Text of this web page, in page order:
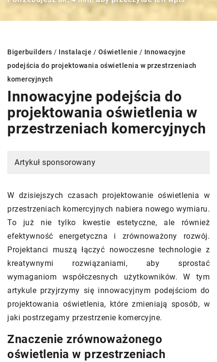
Bigerbuilders / Instalacje / Oświetlenie / Innowacyjne
podejścia do projektowania oświetlenia w przestrzeniach
komercyjnych
Innowacyjne podejścia do
projektowania oświetlenia w
przestrzeniach komercyjnych
Artykuł sponsorowany
W dzisiejszych czasach projektowanie oświetlenia w
przestrzeniach komercyjnych nabiera nowego wymiaru.
To już nie tylko kwestie estetyczne, ale również
efektywność energetyczna i zrównoważony rozwój.
Projektanci muszą łączyć nowoczesne technologie z
kreatywnymi rozwiązaniami, aby sprostać
wymaganiom współczesnych użytkowników. W tym
artykule przyjrzymy się innowacyjnym podejściom do
projektowania oświetlenia, które zmieniają sposób, w
jaki postrzegamy przestrzenie komercyjne.
Znaczenie zrównoważonego
oświetlenia w przestrzeniach